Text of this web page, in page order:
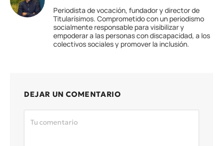
Periodista de vocación, fundador y director de
Titularísimos. Comprometido con un periodismo
socialmente responsable para visibilizar y
empoderar a las personas con discapacidad, a los
colectivos sociales y promover la inclusión.
DEJAR UN COMENTARIO